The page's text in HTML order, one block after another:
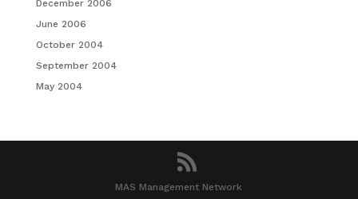
December 2006
June 2006
October 2004
September 2004
May 2004
MAS Management Network